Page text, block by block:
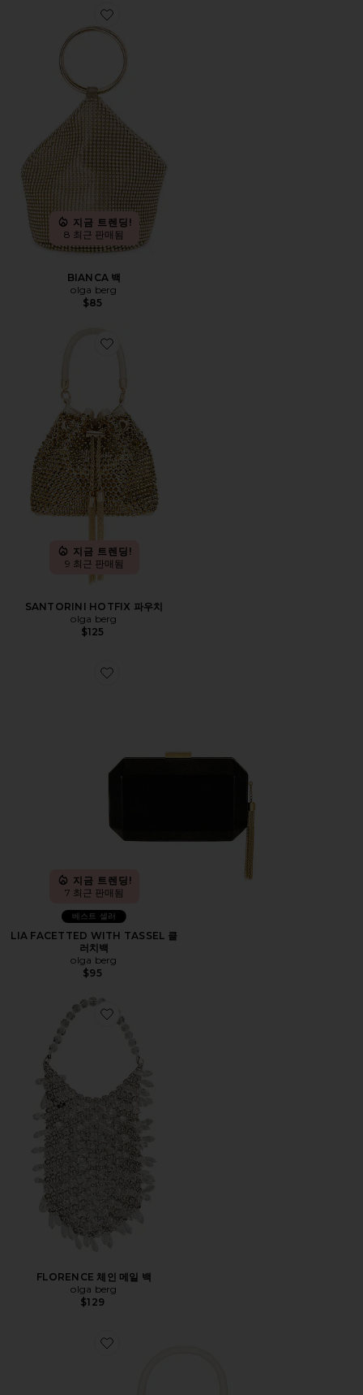
Favorite BIANCA 백
지금 트렌딩!
8 최근 판매됨
BIANCA 백
olga berg
$85
Favorite SANTORINI HOTFIX 파우치
지금 트렌딩!
9 최근 판매됨
SANTORINI HOTFIX 파우치
olga berg
$125
Favorite LIA FACETTED WITH TASSEL 클러치백
지금 트렌딩!
7 최근 판매됨
베스트 셀러
LIA FACETTED WITH TASSEL 클
러치백
olga berg
$95
Favorite FLORENCE 체인 메일 백
FLORENCE 체인 메일 백
olga berg
$129
Favorite SASHA 탑 핸들 백